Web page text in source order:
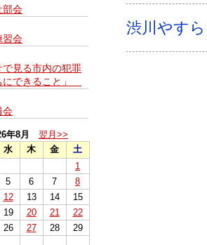
部会
習会
見る市内の犯罪
できること」
会
年8月
翌月>>
水 木 金
土
1
5 6 7
8
12 13 14
15
19 20 21
22
26 27 28
29
渋川やす